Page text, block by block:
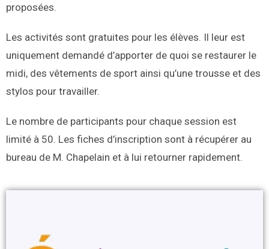
proposées.
Les activités sont gratuites pour les élèves. Il leur est
uniquement demandé d’apporter de quoi se restaurer le
midi, des vêtements de sport ainsi qu’une trousse et des
stylos pour travailler.
Le nombre de participants pour chaque session est
limité à 50. Les fiches d’inscription sont à récupérer au
bureau de M. Chapelain et à lui retourner rapidement.